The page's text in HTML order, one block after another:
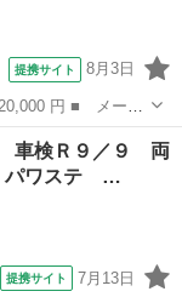
提携サイト 8月3日
ド名： ＸＤ エ
煙車 運転席助手
車検Ｒ９／９ 両
パワステ …
提携サイト 7月13日